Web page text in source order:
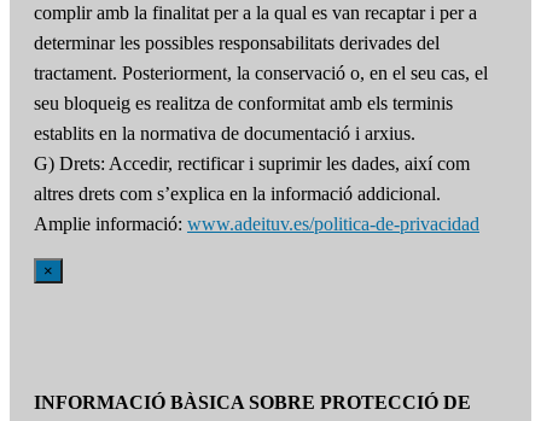
complir amb la finalitat per a la qual es van recaptar i per a
determinar les possibles responsabilitats derivades del
tractament. Posteriorment, la conservació o, en el seu cas, el
seu bloqueig es realitza de conformitat amb els terminis
establits en la normativa de documentació i arxius.
G) Drets: Accedir, rectificar i suprimir les dades, així com
altres drets com s’explica en la informació addicional.
Amplie informació: www.adeituv.es/politica-de-privacidad
×
INFORMACIÓ BÀSICA SOBRE PROTECCIÓ DE